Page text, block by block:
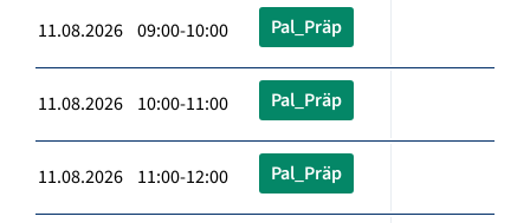
11.08.2026 09:00-10:00 Pal_Präp
11.08.2026 10:00-11:00 Pal_Präp
11.08.2026 11:00-12:00 Pal_Präp